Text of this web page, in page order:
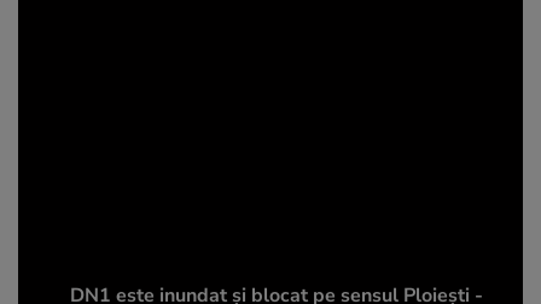
DN1 este inundat și blocat pe sensul Ploiești -